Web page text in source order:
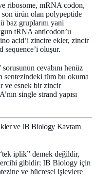
ribosome, mRNA codon,
ürün olan polypeptide
baz gruplarını yani
tRNA anticodon’u
acid’i zincire ekler, zincir
sequence’i oluşur.
cevabını henüz
sentezindeki tüm bu okuma
ve esnek bir zincir
single strand yapısı
ve IB Biology Kavram
iplik” demek değildir,
gibidir; IB Biology için
ve hücresel işlevlere